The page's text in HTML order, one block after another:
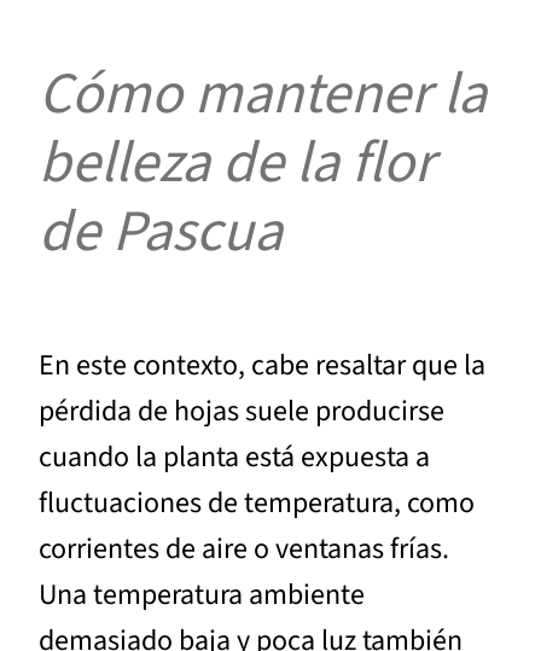
Cómo mantener la
belleza de la flor
de Pascua
En este contexto, cabe resaltar que la
pérdida de hojas suele producirse
cuando la planta está expuesta a
fluctuaciones de temperatura, como
corrientes de aire o ventanas frías.
Una temperatura ambiente
demasiado baja y poca luz también